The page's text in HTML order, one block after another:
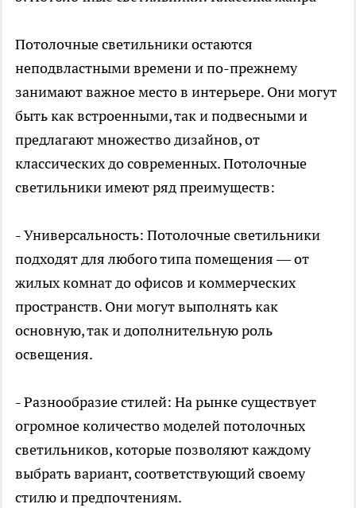
Потолочные светильникиостаются
неподвластными времени и по-прежнему
занимают важное место в интерьере. Они могут
быть как встроенными, так и подвесными и
предлагают множество дизайнов, от
классических до современных. Потолочные
светильники имеют ряд преимуществ:
- Универсальность: Потолочные светильники
подходят для любого типа помещения — от
жилых комнат до офисов и коммерческих
пространств. Они могут выполнять как
основную, так и дополнительную роль
освещения.
- Разнообразие стилей: На рынке существует
огромное количество моделей потолочных
светильников, которые позволяют каждому
выбрать вариант, соответствующий своему
стилю и предпочтениям.